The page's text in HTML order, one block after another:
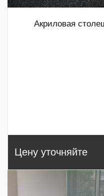
Акриловая
Цену уточняйте